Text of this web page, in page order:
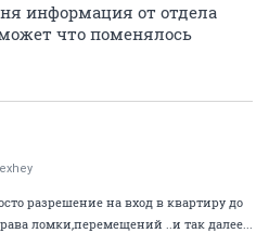
информация от отдела
что поменялось
разрешение на вход в квартиру до
ломки,перемещений ..и так далее...